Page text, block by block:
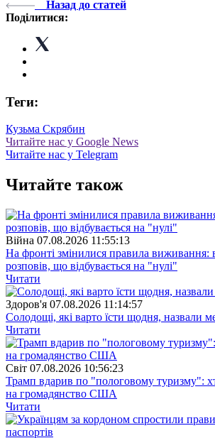
Назад до статей
Поділитися:
Теги:
Кузьма Скрябин
Читайте нас у Google News
Читайте нас у Telegram
Читайте також
Війна 07.08.2026 11:55:13
На фронті змінилися правила виживання:
розповів, що відбувається на "нулі"
Читати
Здоров'я 07.08.2026 11:14:57
Солодощі, які варто їсти щодня, назвали
Читати
Свiт 07.08.2026 10:56:23
Трамп вдарив по "пологовому туризму":
на громадянство США
Читати